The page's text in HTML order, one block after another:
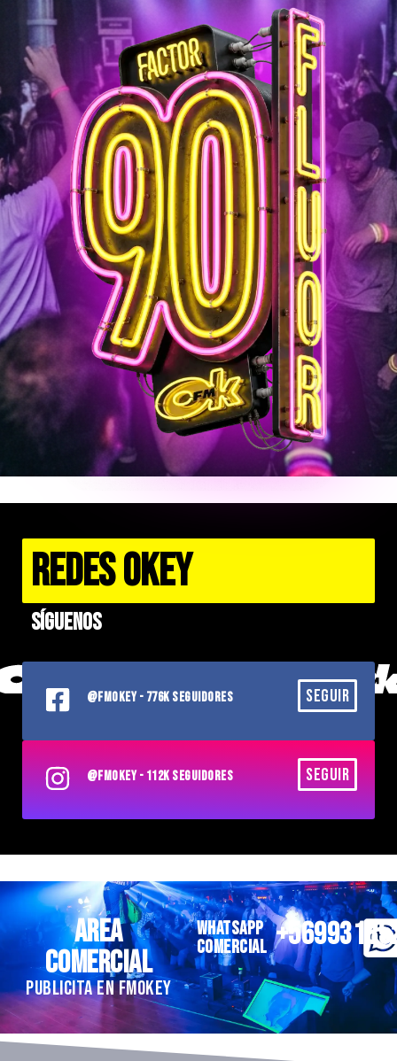
REDES OKEY
Síguenos
SEGUIR
@FMOKEY - 776K SEGUIDORES
SEGUIR
@FMOKEY - 112K SEGUIDORES
AREA
COMERCIAL
PUBLICITA EN FMOKEY
WHATSAPP
COMERCIAL